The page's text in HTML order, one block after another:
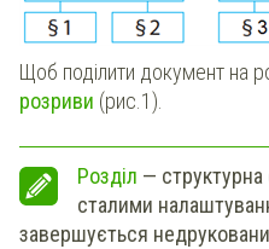
Щоб поділити документ на
розриви (рис.1).
Розділ — структурна
сталими
завершується